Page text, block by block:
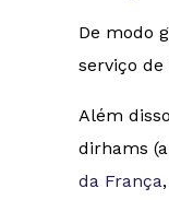
De modo
serviço
Além
dirhams
da França